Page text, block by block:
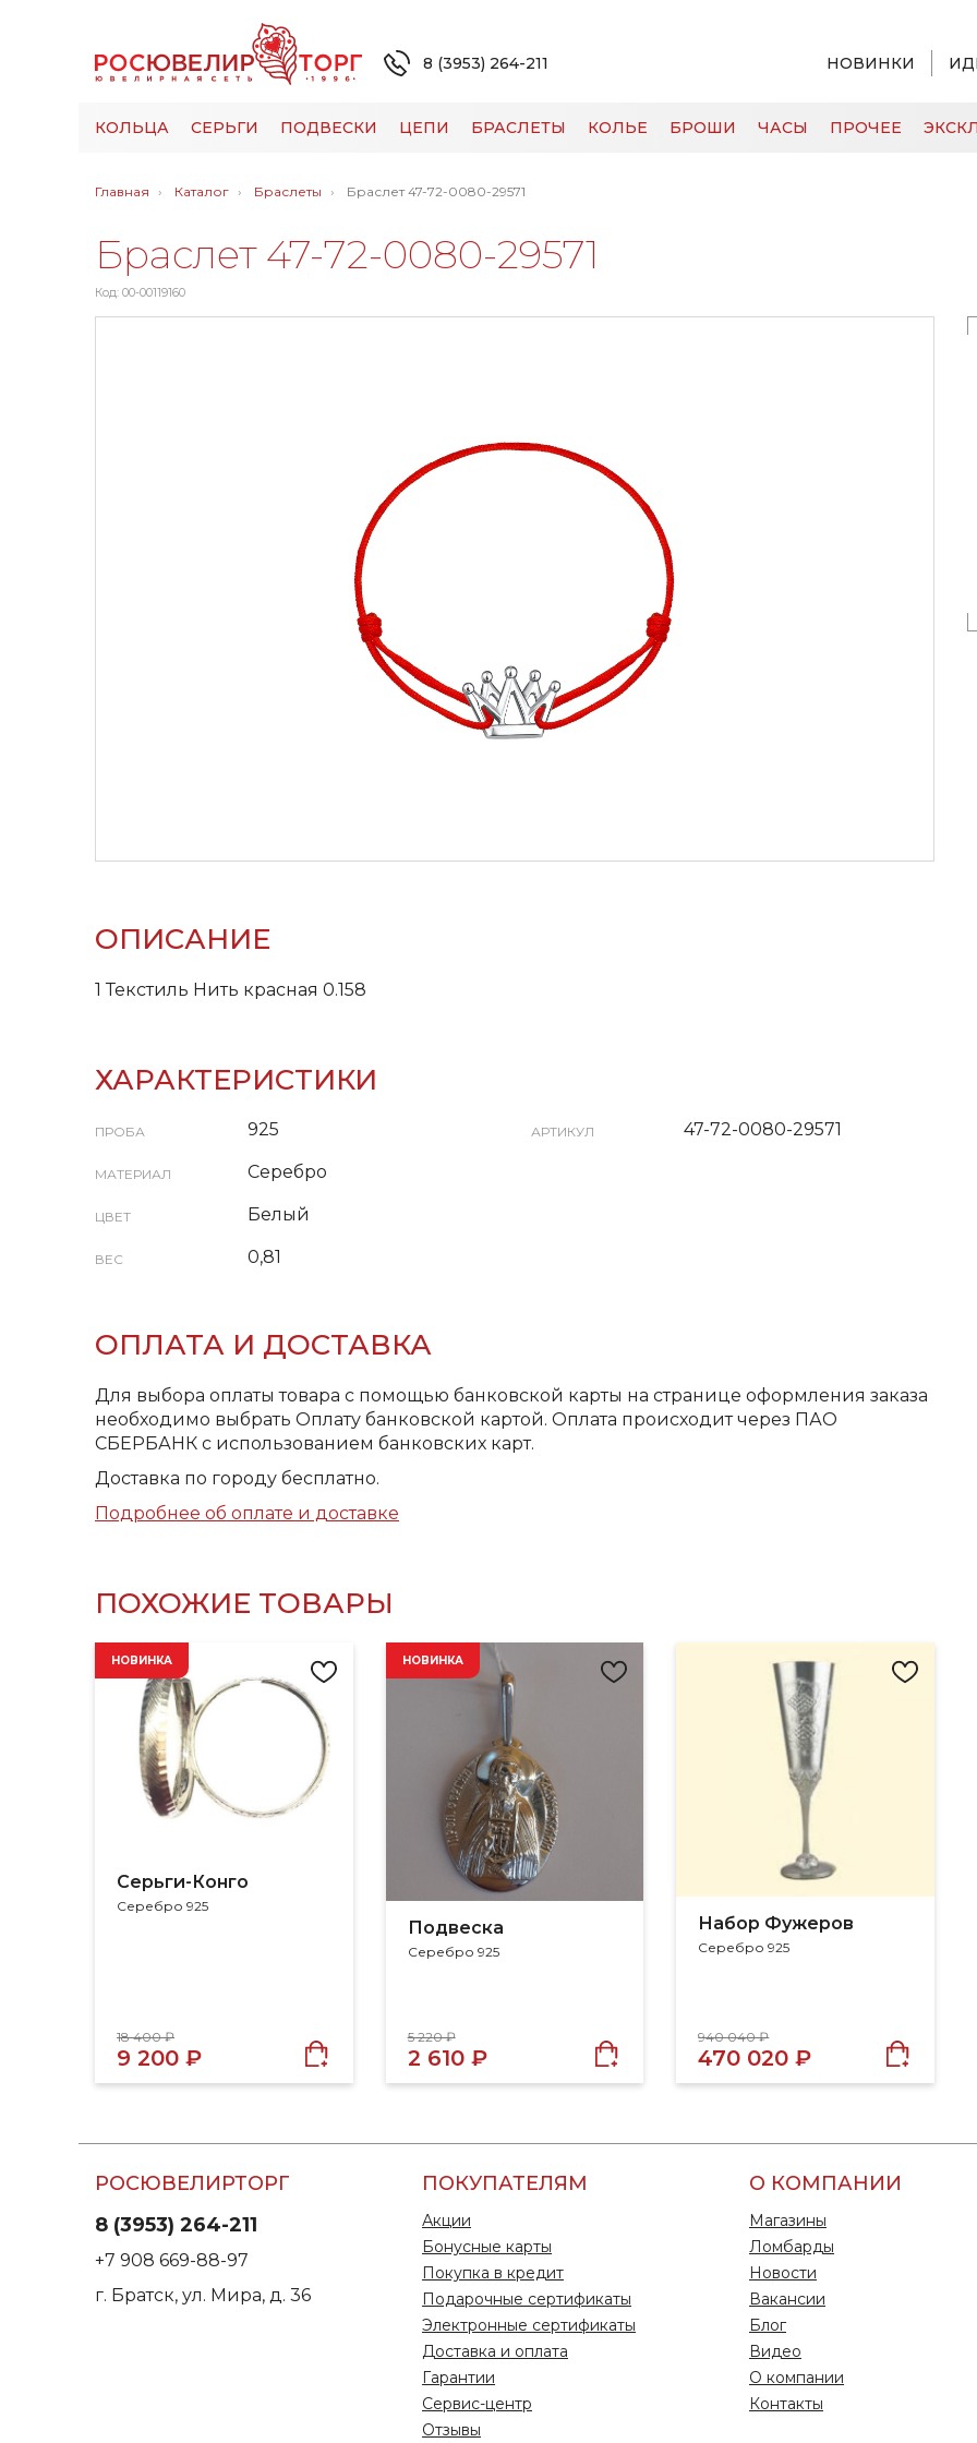
8 (3953) 264-211 НОВИНКИ
КОЛЬЦА СЕРЬГИ ПОДВЕСКИ ЦЕПИ БРАСЛЕТЫ КОЛЬЕ БРОШИ ЧАСЫ ПРОЧЕЕ
Главная Каталог Браслеты Браслет 47-72-0080-29571
Браслет 47-72-0080-29571
Код: 00-00119160
ОПИСАНИЕ
1 Текстиль Нить красная 0.158
ХАРАКТЕРИСТИКИ
ПРОБА 925
МАТЕРИАЛ Серебро
ЦВЕТ Белый
ВЕС 0,81
АРТИКУЛ 47-72-0080-29571
ОПЛАТА И ДОСТАВКА
Для выбора оплаты товара с помощью банковской карты на странице оформления заказа
необходимо выбрать Оплату банковской картой. Оплата происходит через ПАО
СБЕРБАНК с использованием банковских карт.
Доставка по городу бесплатно.
Подробнее об оплате и доставке
ПОХОЖИЕ ТОВАРЫ
Серьги-Конго
Серебро 925
НОВИНКА
18 400 ₽
9 200 ₽
Подвеска
Серебро 925
НОВИНКА
5 220 ₽
2 610 ₽
Набор Фужеров
Серебро 925
940 040 ₽
470 020 ₽
РОСЮВЕЛИРТОРГ
8 (3953) 264-211
+7 908 669-88-97
г. Братск, ул. Мира, д. 36
ПОКУПАТЕЛЯМ
Акции
Бонусные карты
Покупка в кредит
Подарочные сертификаты
Электронные сертификаты
Доставка и оплата
Гарантии
Сервис-центр
Отзывы
О КОМПАНИИ
Магазины
Ломбарды
Новости
Вакансии
Блог
Видео
О компании
Контакты